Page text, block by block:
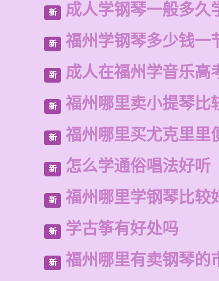
新 成人学钢琴一般多久
新 福州学钢琴多少钱一
新 成人在福州学音乐高
新 福州哪里卖小提琴比
新 福州哪里买尤克里里
新 怎么学通俗唱法好听
新 福州哪里学钢琴比较
新 学古筝有好处吗
新 福州哪里有卖钢琴的